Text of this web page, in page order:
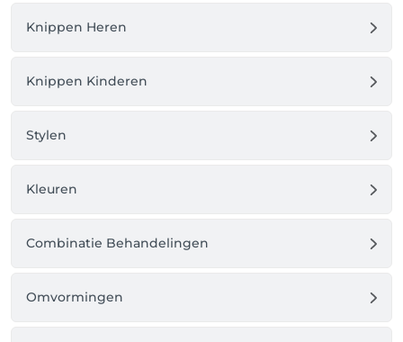
Knippen Heren
Knippen Kinderen
Stylen
Kleuren
Combinatie Behandelingen
Omvormingen